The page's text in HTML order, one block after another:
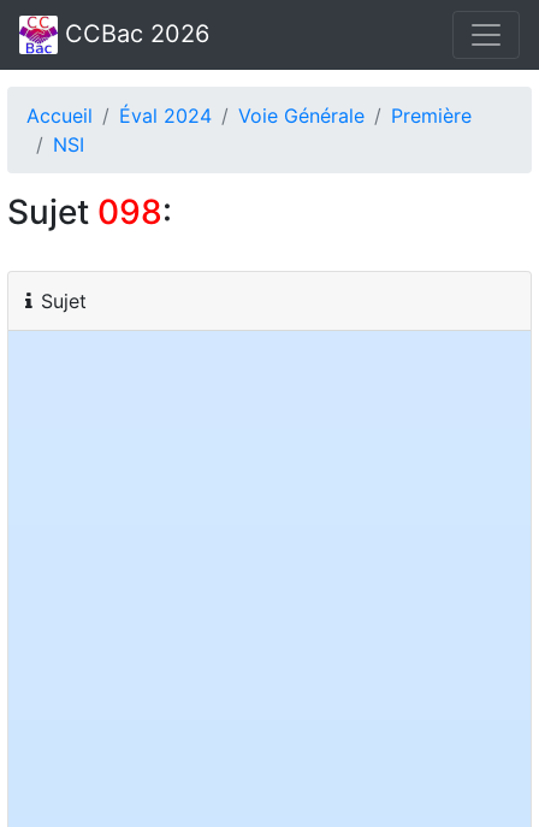
CCBac 2026
Accueil Éval 2024 Voie Générale
Première
NSI
Sujet 098:
Sujet